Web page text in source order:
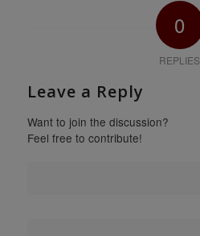
0
REPLIES
Leave a Reply
Want to join the discussion?
Feel free to contribute!